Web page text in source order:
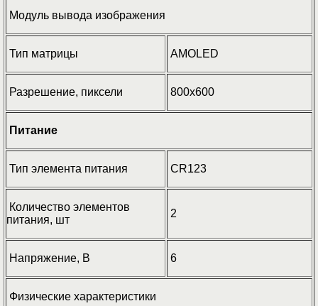
Модуль вывода изображения
Тип матрицы AMOLED
Разрешение, пиксели 800х600
Питание
Тип элемента питания CR123
Количество элементов
питания, шт
2
Напряжение, В 6
Физические характеристики